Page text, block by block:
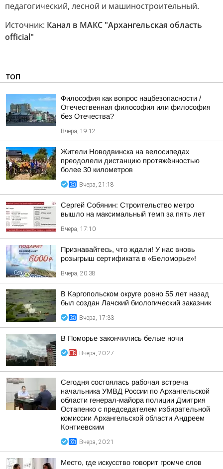
педагогический, лесной и машиностроительный.
Источник: Канал в МАКС "Архангельская область
official"
ТОП
Философия как вопрос нацбезопасности /
Отечественная философия или философия
без Отечества?
Вчера, 19:12
Жители Новодвинска на велосипедах
преодолели дистанцию протяжённостью
более 30 километров
Вчера, 21:18
Сергей Собянин: Строительство метро
вышло на максимальный темп за пять лет
Вчера, 17:10
Признавайтесь, что ждали! У нас вновь
розыгрыш сертификата в «Беломорье»!
Вчера, 20:38
В Каргопольском округе ровно 55 лет назад
был создан Лачский биологический заказник
Вчера, 17:33
В Поморье закончились белые ночи
Вчера, 20:27
Сегодня состоялась рабочая встреча
начальника УМВД России по Архангельской
области генерал-майора полиции Дмитрия
Остапенко с председателем избирательной
комиссии Архангельской области Андреем
Контиевским
Вчера, 20:21
Место, где искусство говорит громче слов